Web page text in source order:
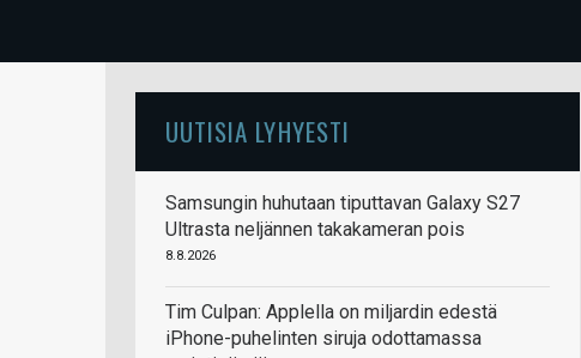
UUTISIA LYHYESTI
Samsungin huhutaan tiputtavan Galaxy S27
Ultrasta neljännen takakameran pois
8.8.2026
Tim Culpan: Applella on miljardin edestä
iPhone-puhelinten siruja odottamassa